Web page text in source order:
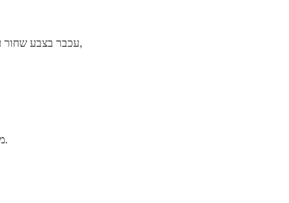
עכבר אלחוטי איכותי תוצרת חברת Rapoo. עכבר בצבע שחור עם לחצנים שקטים ללא רעש הקלקה,
מאפשר עבודה שקטה במשרד או עבודה לילית בבית, מבלי להפריע לסובבים.